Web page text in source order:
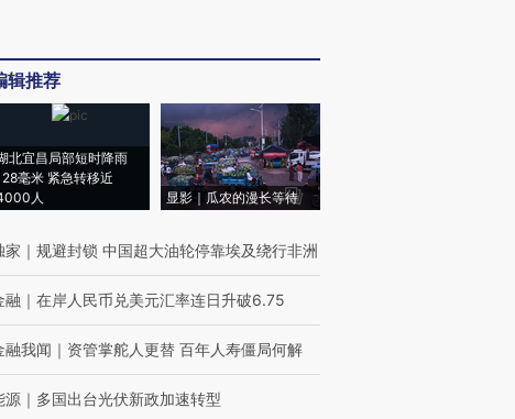
辑推荐
北宜昌局部短时降雨
毫米 紧急转移近
人
显影｜瓜农的漫长等待
家 ｜ 规避封锁 中国超大油轮停靠埃及绕行非洲
融 ｜ 在岸人民币兑美元汇率连日升破6.75
融我闻 ｜ 资管掌舵人更替 百年人寿僵局何解
源 ｜ 多国出台光伏新政加速转型